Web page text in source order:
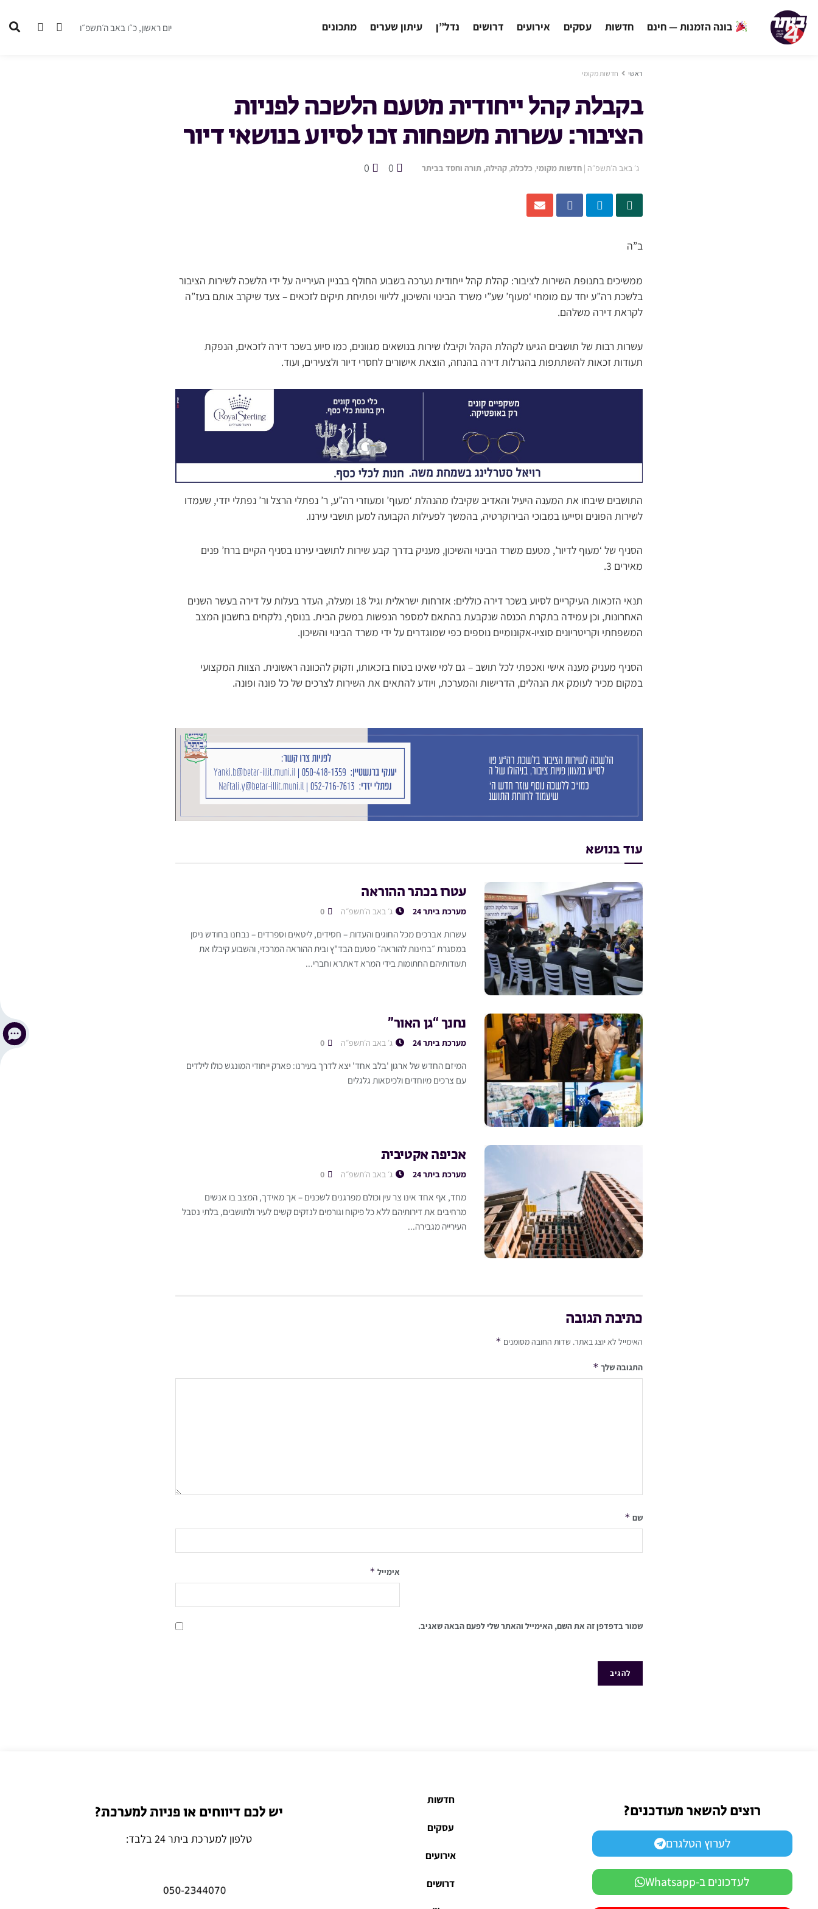
בונה הזמנות — חינם חדשות עסקים אירועים דרושים נדל”ן עיתון שערים מתכונים יום ראשון, כ״ו באב ה׳תשפ״ו
ראשי חדשות מקומי
בקבלת קהל ייחודית מטעם הלשכה לפניות
הציבור: עשרות משפחות זכו לסיוע בנושאי דיור
ג׳ באב ה׳תשפ״ה | חדשות מקומי, כלכלה, קהילה, תורה וחסד בביתר 0
0
ב”ה
ממשיכים בתנופת השירות לציבור: קהלת קהל ייחודית נערכה בשבוע החולף בבניין העירייה על ידי הלשכה לשירות הציבור
בלשכת רה”ע יחד עם מומחי ‘מעוף’ שע”י משרד הבינוי והשיכון, לליווי ופתיחת תיקים לזכאים – צעד שיקרב אותם בעז”ה
לקראת דירה משלהם.
עשרות רבות של תושבים הגיעו לקהלת הקהל וקיבלו שירות בנושאים מגוונים, כמו סיוע בשכר דירה לזכאים, הנפקת
תעודות זכאות להשתתפות בהגרלות דירה בהנחה, הוצאת אישורים לחסרי דיור ולצעירים, ועוד.
התושבים שיבחו את המענה היעיל והאדיב שקיבלו מהנהלת ‘מעוף’ ומעוזרי רה”ע, ר’ נפתלי הרצל ור’ נפתלי יזדי, שעמדו
לשירות הפונים וסייעו במבוכי הבירוקרטיה, בהמשך לפעילות הקבועה למען תושבי עירנו.
הסניף של ‘מעוף לדיור’, מטעם משרד הבינוי והשיכון, מעניק בדרך קבע שירות לתושבי עירנו בסניף הקיים ברח’ פנים
מאירים 3.
תנאי הזכאות העיקריים לסיוע בשכר דירה כוללים: אזרחות ישראלית וגיל 18 ומעלה, העדר בעלות על דירה בעשר השנים
האחרונות, וכן עמידה בתקרת הכנסה שנקבעת בהתאם למספר הנפשות במשק הבית. בנוסף, נלקחים בחשבון המצב
המשפחתי וקריטריונים סוציו-אקונומיים נוספים כפי שמוגדרים על ידי משרד הבינוי והשיכון.
הסניף מעניק מענה אישי ואכפתי לכל תושב – גם למי שאינו בטוח בזכאותו, וזקוק להכוונה ראשונית. הצוות המקצועי
במקום מכיר לעומק את הנהלים, הדרישות והמערכת, ויודע להתאים את השירות לצרכים של כל פונה ופונה.
עוד בנושא
עטרו בכתר ההוראה
מערכת ביתר 24 ג׳ באב ה׳תשפ״ה
עשרות אברכים מכל החוגים והעדות – חסידים, ליטאים וספרדים – נבחנו בחודש ניסן
במסגרת ״בחינות להוראה״ מטעם הבד"ץ ובית ההוראה המרכזי, והשבוע קיבלו את
תעודותיהם החתומות בידי המרא דאתרא וחברי...
נחנך “גן האור”
מערכת ביתר 24 ג׳ באב ה׳תשפ״ה
המיזם החדש של ארגון 'בלב אחד' יצא לדרך בעירנו: פארק ייחודי המונגש כולו לילדים
עם צרכים מיוחדים ולכיסאות גלגלים
אכיפה אקטיבית
מערכת ביתר 24 ג׳ באב ה׳תשפ״ה
מחד, אף אחד אינו צר עין וכולם מפרגנים לשכנים – אך מאידך, המצב בו אנשים
מרחיבים את דירותיהם ללא כל פיקוח וגורמים לנזקים קשים לעיר ולתושבים, בלתי נסבל
העירייה מגבירה...
כתיבת תגובה
האימייל לא יוצג באתר. שדות החובה מסומנים *
התגובה שלך *
שם *
אימייל *
שמור בדפדפן זה את השם, האימייל והאתר שלי לפעם הבאה שאגיב.
רוצים להשאר מעודכנים?
לערוץ הטלגרם
לעדכונים ב-Whatsapp
חדשות
עסקים
אירועים
דרושים
יש לכם דיווחים או פניות למערכת?
טלפון למערכת ביתר 24 בלבד: